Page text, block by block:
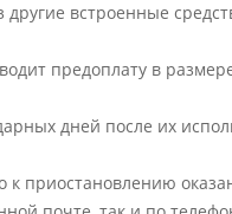
встроенные
предоплату в
дней после их
к приостановлению